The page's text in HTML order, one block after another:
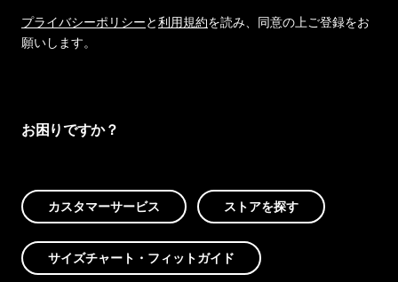
プライバシーポリシーと利用規約を読み、同意の上ご登録をお
願いします。
お困りですか？
カスタマーサービス ストアを探す
サイズチャート・フィットガイド